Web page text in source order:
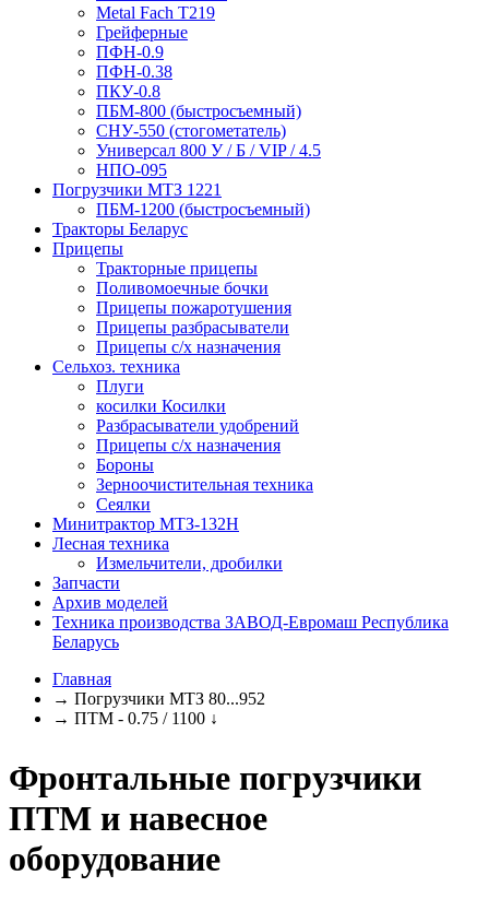
Metal Fach T219
Грейферные
ПФН-0.9
ПФН-0.38
ПКУ-0.8
ПБМ-800 (быстросъемный)
СНУ-550 (стогометатель)
Универсал 800 У / Б / VIP / 4.5
НПО-095
Погрузчики МТЗ 1221
ПБМ-1200 (быстросъемный)
Тракторы Беларус
Прицепы
Тракторные прицепы
Поливомоечные бочки
Прицепы пожаротушения
Прицепы разбрасыватели
Прицепы с/х назначения
Сельхоз. техника
Плуги
косилки Косилки
Разбрасыватели удобрений
Прицепы с/х назначения
Бороны
Зерноочистительная техника
Сеялки
Минитрактор МТЗ-132Н
Лесная техника
Измельчители, дробилки
Запчасти
Архив моделей
Техника производства ЗАВОД-Евромаш Республика
Беларусь
Главная
→ Погрузчики МТЗ 80...952
→ ПТМ - 0.75 / 1100 ↓
Фронтальные погрузчики
ПТМ и навесное
оборудование